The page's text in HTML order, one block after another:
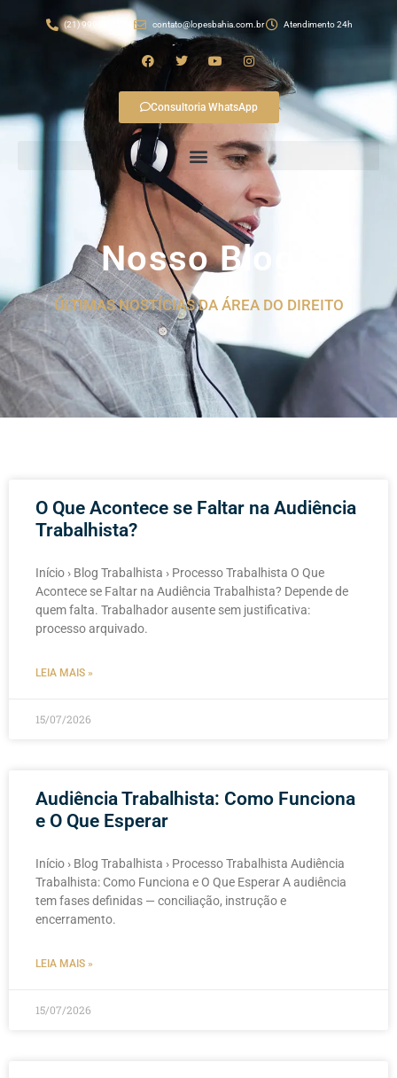
(21) 99982-4874 contato@lopesbahia.com.br Atendimento 24h
Consultoria WhatsApp
Nosso Blog
ÚLTIMAS NOSTÍCIAS DA ÁREA DO DIREITO
O Que Acontece se Faltar na Audiência
Trabalhista?
Início › Blog Trabalhista › Processo Trabalhista O Que
Acontece se Faltar na Audiência Trabalhista? Depende de
quem falta. Trabalhador ausente sem justificativa:
processo arquivado.
LEIA MAIS »
15/07/2026
Audiência Trabalhista: Como Funciona
e O Que Esperar
Início › Blog Trabalhista › Processo Trabalhista Audiência
Trabalhista: Como Funciona e O Que Esperar A audiência
tem fases definidas — conciliação, instrução e
encerramento.
LEIA MAIS »
15/07/2026